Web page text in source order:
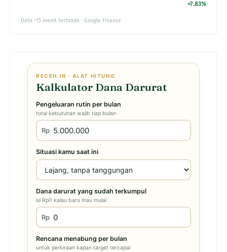
+7.83%
Data ~15 menit tertunda · Google Finance
RECEH.IN · ALAT HITUNG
Kalkulator Dana Darurat
Pengeluaran rutin per bulan
total kebutuhan wajib tiap bulan
Rp
Situasi kamu saat ini
Dana darurat yang sudah terkumpul
isi Rp0 kalau baru mau mulai
Rp
Rencana menabung per bulan
untuk perkiraan kapan target tercapai